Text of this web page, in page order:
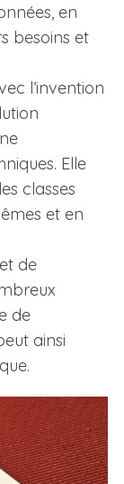
en
besoins et
l’invention
Elle
classes
et en
de
de
ainsi